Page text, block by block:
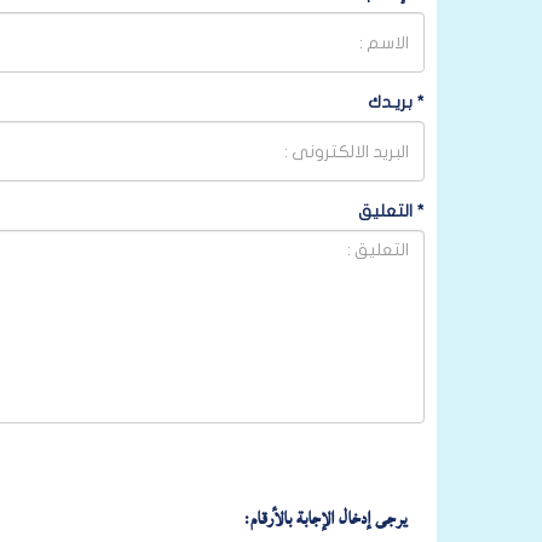
* بريـدك
* التعليق
يرجى إدخال الإجابة بالأرقام: